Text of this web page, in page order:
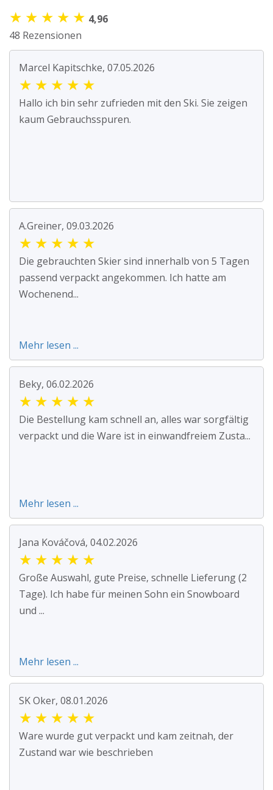
★ ★ ★ ★ ★ 4,96
48 Rezensionen
Marcel Kapitschke, 07.05.2026
★ ★ ★ ★ ★
Hallo ich bin sehr zufrieden mit den Ski. Sie zeigen
kaum Gebrauchsspuren.
A.Greiner, 09.03.2026
★ ★ ★ ★ ★
Die gebrauchten Skier sind innerhalb von 5 Tagen
passend verpackt angekommen. Ich hatte am
Wochenend...
Mehr lesen ...
Beky, 06.02.2026
★ ★ ★ ★ ★
Die Bestellung kam schnell an, alles war sorgfältig
verpackt und die Ware ist in einwandfreiem Zusta...
Mehr lesen ...
Jana Kováčová, 04.02.2026
★ ★ ★ ★ ★
Große Auswahl, gute Preise, schnelle Lieferung (2
Tage). Ich habe für meinen Sohn ein Snowboard
und ...
Mehr lesen ...
SK Oker, 08.01.2026
★ ★ ★ ★ ★
Ware wurde gut verpackt und kam zeitnah, der
Zustand war wie beschrieben